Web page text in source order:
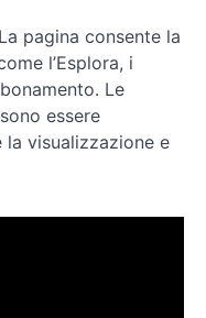
pagina consente la
l’Esplora, i
Le
essere
visualizzazione e